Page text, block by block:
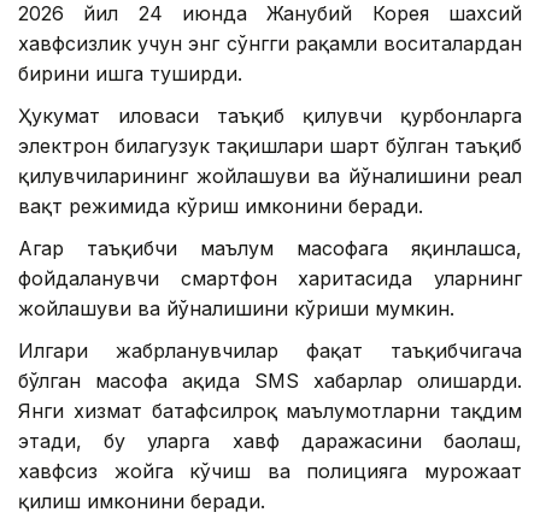
2026 йил 24 июнда Жанубий Корея шахсий
хавфсизлик учун энг сўнгги рақамли воситалардан
бирини ишга туширди.
Ҳукумат иловаси таъқиб қилувчи қурбонларга
электрон билагузук тақишлари шарт бўлган таъқиб
қилувчиларининг жойлашуви ва йўналишини реал
вақт режимида кўриш имконини беради.
Агар таъқибчи маълум масофага яқинлашса,
фойдаланувчи смартфон харитасида уларнинг
жойлашуви ва йўналишини кўриши мумкин.
Илгари жабрланувчилар фақат таъқибчигача
бўлган масофа ҳақида SМS хабарлар олишарди.
Янги хизмат батафсилроқ маълумотларни тақдим
этади, бу уларга хавф даражасини баҳолаш,
хавфсиз жойга кўчиш ва полицияга мурожаат
қилиш имконини беради.